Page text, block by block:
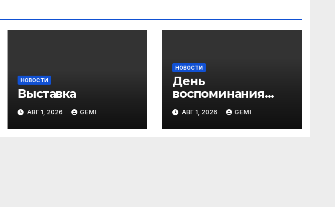
НОВОСТИ
Выставка
АВГ 1, 2026 GEMI
НОВОСТИ
День
воспоминания
любимых книг
АВГ 1, 2026 GEMI